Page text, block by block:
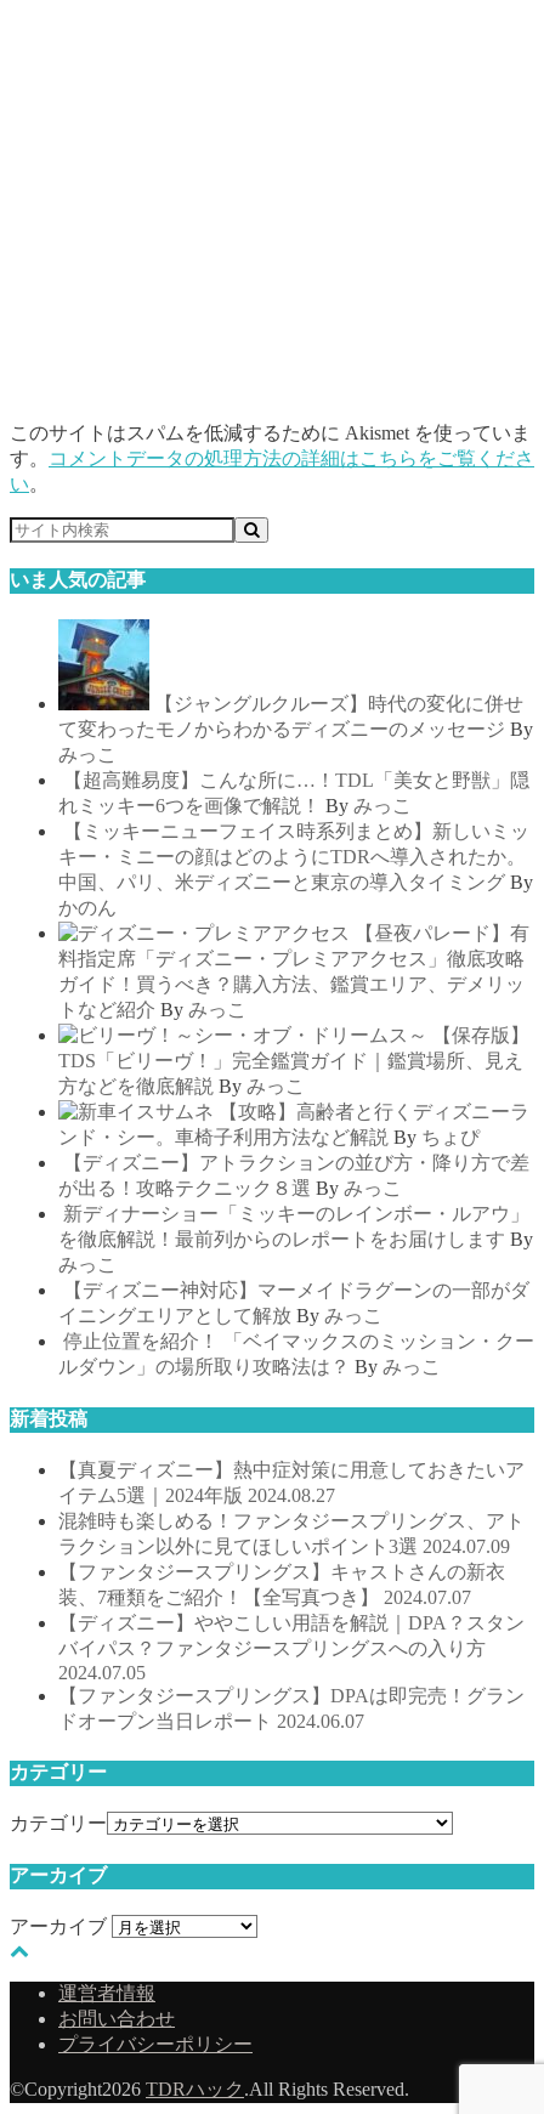
このサイトはスパムを低減するために Akismet を使っていま
す。
コメントデータの処理方法の詳細はこちらをご覧くださ
い。
いま人気の記事
【ジャングルクルーズ】時代の変化に併せ
て変わったモノからわかるディズニーのメッセージ By
みっこ
【超高難易度】こんな所に…！TDL「美女と野獣」隠
れミッキー6つを画像で解説！
By みっこ
【ミッキーニューフェイス時系列まとめ】新しいミッ
キー・ミニーの顔はどのようにTDRへ導入されたか。
中国、パリ、米ディズニーと東京の導入タイミング By
かのん
【昼夜パレード】有
料指定席「ディズニー・プレミアアクセス」徹底攻略
ガイド！買うべき？購入方法、鑑賞エリア、デメリッ
トなど紹介 By みっこ
【保存版】
TDS「ビリーヴ！」完全鑑賞ガイド｜鑑賞場所、見え
方などを徹底解説 By みっこ
【攻略】高齢者と行くディズニーラ
ンド・シー。車椅子利用方法など解説 By ちょぴ
【ディズニー】アトラクションの並び方・降り方で差
が出る！攻略テクニック８選 By みっこ
新ディナーショー「ミッキーのレインボー・ルアウ」
を徹底解説！最前列からのレポートをお届けします By
みっこ
【ディズニー神対応】マーメイドラグーンの一部がダ
イニングエリアとして解放 By みっこ
停止位置を紹介！ 「ベイマックスのミッション・クー
ルダウン」の場所取り攻略法は？ By みっこ
新着投稿
【真夏ディズニー】熱中症対策に用意しておきたいア
イテム5選｜2024年版 2024.08.27
混雑時も楽しめる！ファンタジースプリングス、アト
ラクション以外に見てほしいポイント3選 2024.07.09
【ファンタジースプリングス】キャストさんの新衣
装、7種類をご紹介！【全写真つき】 2024.07.07
【ディズニー】ややこしい用語を解説｜DPA？スタン
バイパス？ファンタジースプリングスへの入り方
2024.07.05
【ファンタジースプリングス】DPAは即完売！グラン
ドオープン当日レポート 2024.06.07
カテゴリー
カテゴリー
アーカイブ
アーカイブ
運営者情報
お問い合わせ
プライバシーポリシー
©Copyright2026 TDRハック .All Rights Reserved.